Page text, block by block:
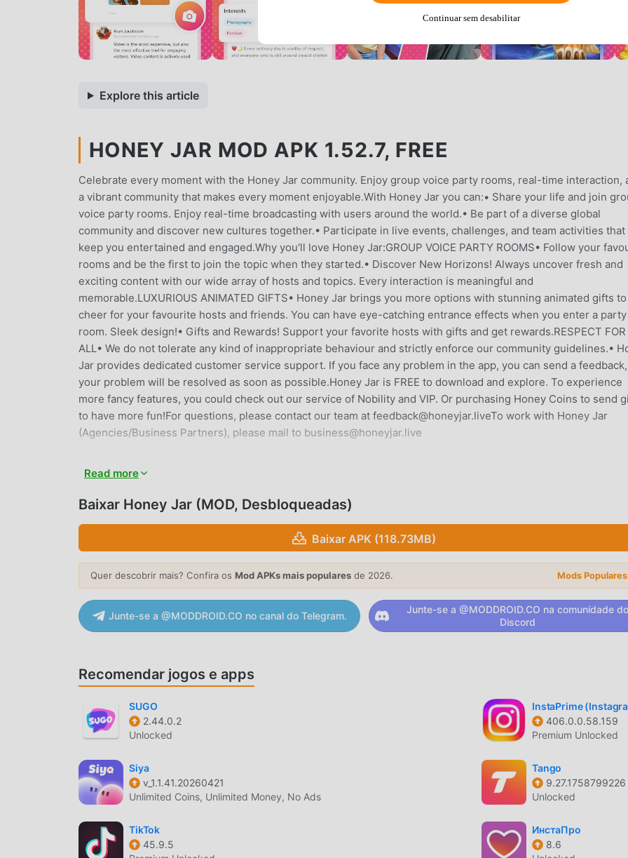
Explore this article
HONEY JAR MOD APK 1.52.7, FREE
Celebrate every moment with the Honey Jar community. Enjoy group voice party rooms, real-time interaction,
a vibrant community that makes every moment enjoyable.With Honey Jar you can:• Share your life and join
voice party rooms. Enjoy real-time broadcasting with users around the world.• Be part of a diverse global
community and discover new cultures together.• Participate in live events, challenges, and team activities that
keep you entertained and engaged.Why you'll love Honey Jar:GROUP VOICE PARTY ROOMS• Follow your
rooms and be the first to join the topic when they started.• Discover New Horizons! Always uncover fresh and
exciting content with our wide array of hosts and topics. Every interaction is meaningful and
memorable.LUXURIOUS ANIMATED GIFTS• Honey Jar brings you more options with stunning animated gifts to
cheer for your favourite hosts and friends. You can have eye-catching entrance effects when you enter a party
room. Sleek design!• Gifts and Rewards! Support your favorite hosts with gifts and get rewards.RESPECT FOR
ALL• We do not tolerate any kind of inappropriate behaviour and strictly enforce our community guidelines.•
Jar provides dedicated customer service support. If you face any problem in the app, you can send a feedback,
your problem will be resolved as soon as possible.Honey Jar is FREE to download and explore. To experience
more fancy features, you could check out our service of Nobility and VIP. Or purchasing Honey Coins to send
to have more fun!For questions, please contact our team at feedback@honeyjar.liveTo work with Honey Jar
(Agencies/Business Partners), please mail to business@honeyjar.live
HONEY JAR INTRODUÇÃO
Se você quiser baixar esse app, modroid é sua melhor escolha. Além de oferecer as últimas versões doHoney
Jar1.52.7gratuitamente, Modroid também oferece Free mods gratuitamente, te ajudando a desbloquear todos
recursos do app sem cobrar nada. Moddroid promete que todos os mods doHoney Jar não irá cobrar nenhuma
o Honey Jar 1.52.7 com um clique. O que você está esperando? Baixe o moddroid agora!
RECURSOS CONVENIENTES
Honey Jar é popular um aplicativo popular de social . Suas funções poderosas vem atraindo um grande número
funcionalidades. Você somente precisa de baixar e instalarHoney Jar1.52.7, para experimentar todas as funções
gratuitamente! Além disso, moddroid também oferece suporte para os fãs de aplicativos de social para que
troquem experiências uns com os outros e compartilhe a felicidade que eles encontram no app. O que você
esperando? Venha e baixe agora!
Além de oferecer mods originais de Modroid Honey Jar 1.52.7, o modroid é completamente gratuito, oferecendo
funções gratuitas de Free para você experimentar o mais alto nível doHoney Jar 1.52.7 com a mais completa
sem custos. Agora você só precisa baixar o modroid para baixar e instalar o Free mod versão Honey Jar 1.52.7
um clique, e aproveitar a conveniência trazida pelo Honey Jar!
Read more
Baixar Honey Jar (MOD, Desbloqueadas)
Baixar APK (118.73MB)
Quer descobrir mais? Confira os Mod APKs mais populares de 2026. Mods
Junte-se a @MODDROID.CO no canal do Telegram.
Junte-se a @MODDROID.CO na comunidade do
Discord
Recomendar jogos e apps
SUGO
2.44.0.2
Unlocked
InstaPrime
406.0.0.58.159
Premium Unlocked
Siya
v_1.1.41.20260421
Unlimited Coins, Unlimited Money, No Ads
Tango
9.27.1758799226
Unlocked
TikTok
45.9.5
ИнстаПро
8.6
Continuar sem desabilitar